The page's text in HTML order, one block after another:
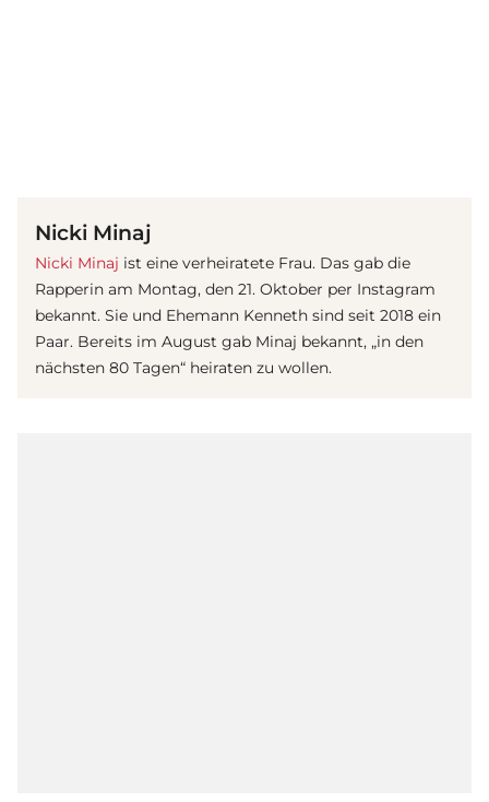
Nicki Minaj
Nicki Minaj ist eine verheiratete Frau. Das gab die
Rapperin am Montag, den 21. Oktober per Instagram
bekannt. Sie und Ehemann Kenneth sind seit 2018 ein
Paar. Bereits im August gab Minaj bekannt, „in den
nächsten 80 Tagen“ heiraten zu wollen.